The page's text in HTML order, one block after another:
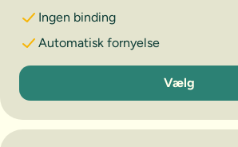
Ingen binding
Automatisk fornyelse
1 måned
Vælg